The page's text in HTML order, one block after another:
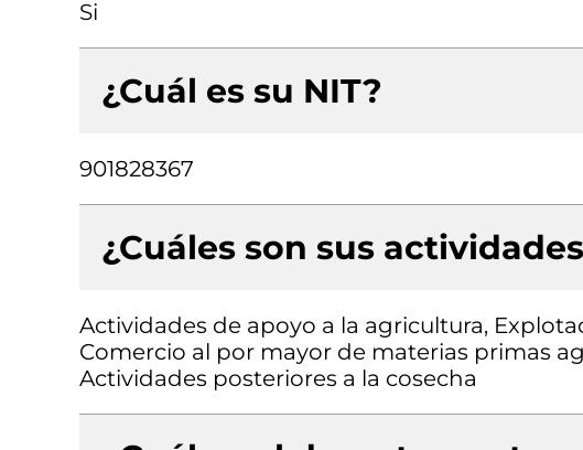
Si
¿Cuál es su NIT?
901828367
¿Cuáles son sus
Actividades de apoyo a la agricultura,
Comercio al por mayor de materias primas
Actividades posteriores a la cosecha